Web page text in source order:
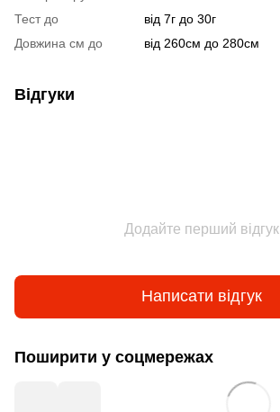
Тест до
від 7г до 30г
Довжина см до
від 260см до 280см
Відгуки
Додайте перший відгук
Написати відгук
Поширити у соцмережах